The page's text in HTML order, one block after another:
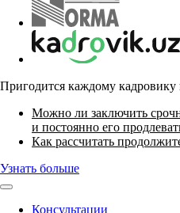
Пригодится каждому кадровику
Можно ли заключить
и постоянно его
Как рассчитать
Узнать больше
Консультации